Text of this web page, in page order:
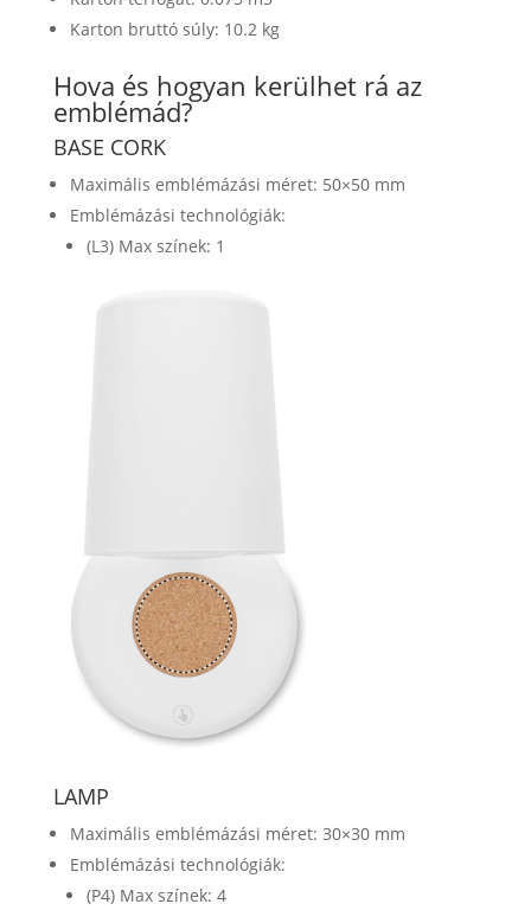
Karton bruttó súly: 10.2 kg
Hova és hogyan kerülhet rá az
emblémád?
BASE CORK
Maximális emblémázási méret: 50×50 mm
Emblémázási technológiák:
(L3) Max színek: 1
LAMP
Maximális emblémázási méret: 30×30 mm
Emblémázási technológiák:
(P4) Max színek: 4